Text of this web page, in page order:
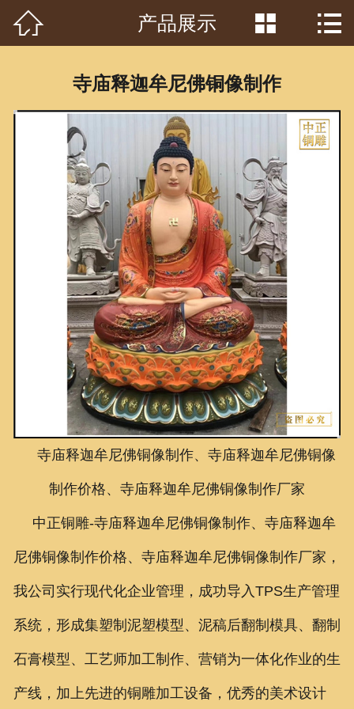
首页
客户见证
常识问答
新闻资讯
荣誉资质
泥塑鉴赏
联系我们
 产品展示  
寺庙释迦牟尼佛铜像制作
寺庙释迦牟尼佛铜像制作、寺庙释迦牟尼佛铜像
制作价格、寺庙释迦牟尼佛铜像制作厂家
中正铜雕-寺庙释迦牟尼佛铜像制作、寺庙释迦牟
尼佛铜像制作价格、寺庙释迦牟尼佛铜像制作厂家 ，
我公司实行现代化企业管理，成功导入TPS生产管理
系统，形成集塑制泥塑模型、泥稿后翻制模具、翻制
石膏模型、工艺师加工制作、营销为一体化作业的生
产线，加上先进的铜雕加工设备，优秀的美术设计